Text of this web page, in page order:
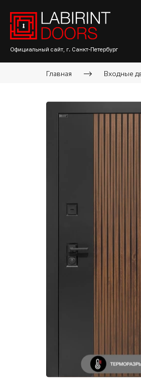
Официальный сайт, г. Санкт-Петербург
Главная Входные